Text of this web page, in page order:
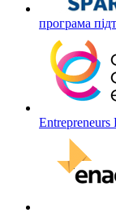
програма
Entrepreneurs